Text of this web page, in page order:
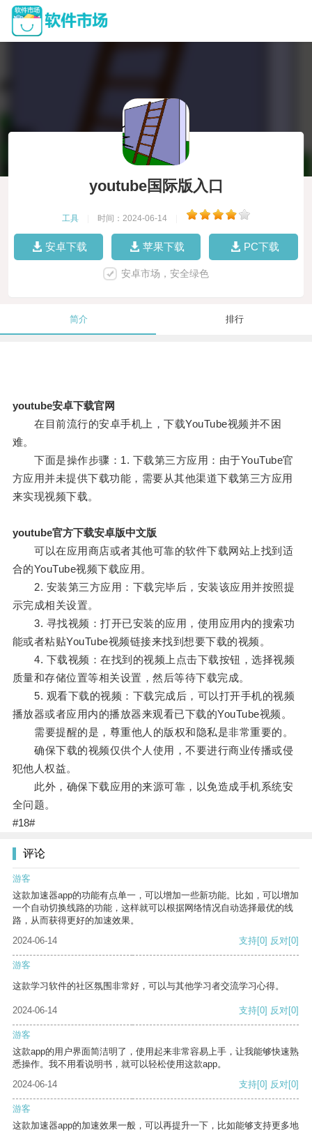
youtube国际版入口
工具 时间：2024-06-14
安卓下载 苹果下载 PC下载
安卓市场，安全绿色
简介 排行
youtube安卓下载官网
在目前流行的安卓手机上，下载YouTube视频并不困
难。
下面是操作步骤：1. 下载第三方应用：由于YouTube官
方应用并未提供下载功能，需要从其他渠道下载第三方应用
来实现视频下载。
youtube官方下载安卓版中文版
可以在应用商店或者其他可靠的软件下载网站上找到适
合的YouTube视频下载应用。
2. 安装第三方应用：下载完毕后，安装该应用并按照提
示完成相关设置。
3. 寻找视频：打开已安装的应用，使用应用内的搜索功
能或者粘贴YouTube视频链接来找到想要下载的视频。
4. 下载视频：在找到的视频上点击下载按钮，选择视频
质量和存储位置等相关设置，然后等待下载完成。
5. 观看下载的视频：下载完成后，可以打开手机的视频
播放器或者应用内的播放器来观看已下载的YouTube视频。
需要提醒的是，尊重他人的版权和隐私是非常重要的。
确保下载的视频仅供个人使用，不要进行商业传播或侵
犯他人权益。
此外，确保下载应用的来源可靠，以免造成手机系统安
全问题。
#18#
评论
游客
这款加速器app的功能有点单一，可以增加一些新功能。比如，可以增加
一个自动切换线路的功能，这样就可以根据网络情况自动选择最优的线
路，从而获得更好的加速效果。
2024-06-14
支持[0] 反对[0]
游客
这款学习软件的社区氛围非常好，可以与其他学习者交流学习心得。
2024-06-14 支持[0] 反对[0]
游客
这款app的用户界面简洁明了，使用起来非常容易上手，让我能够快速熟
悉操作。我不用看说明书，就可以轻松使用这款app。
2024-06-14
支持[0] 反对[0]
游客
这款加速器app的加速效果一般，可以再提升一下，比如能够支持更多地